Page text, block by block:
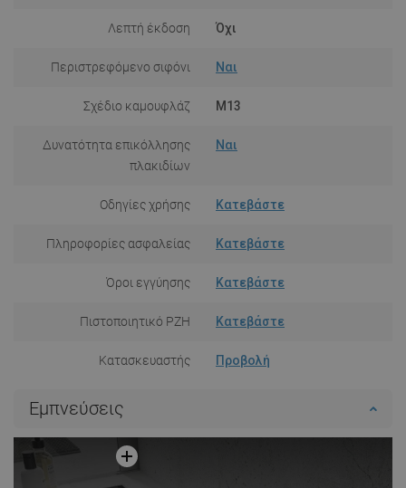
Λεπτή έκδοση Όχι
Περιστρεφόμενο σιφόνι Ναι
Σχέδιο καμουφλάζ M13
Δυνατότητα επικόλλησης
πλακιδίων
Ναι
Οδηγίες χρήσης Κατεβάστε
Πληροφορίες ασφαλείας Κατεβάστε
Όροι εγγύησης Κατεβάστε
Πιστοποιητικό PZH Κατεβάστε
Κατασκευαστής Προβολή
Εμπνεύσεις